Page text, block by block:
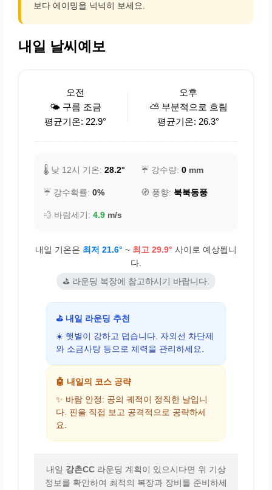
보다 에이밍을 넉넉히 보세요.
내일 날씨예보
오전
🌤️ 구름 조금
평균기온: 22.9°
오후
⛅ 부분적으로 흐림
평균기온: 26.3°
🌡️ 낮 12시 기온: 28.2° ☔ 강수량: 0 mm
☔ 강수확률: 0% 🧭 풍향: 북북동풍
💨 바람세기: 4.9 m/s
내일 기온은 최저 21.6° ~ 최고 29.9° 사이로 예상됩니
다.
⛳ 라운딩 복장에 참고하시기 바랍니다.
⛳ 내일 라운딩 추천
☀️ 햇볕이 강하고 덥습니다. 자외선 차단제
와 소금사탕 등으로 체력을 관리하세요.
🤖 내일의 코스 공략
✨ 바람 안정: 공의 궤적이 정직한 날입니
다. 핀을 직접 보고 공격적으로 공략하세
요.
내일 강촌CC 라운딩 계획이 있으시다면 위 기상
정보를 확인하여 최적의 복장과 장비를 준비하세